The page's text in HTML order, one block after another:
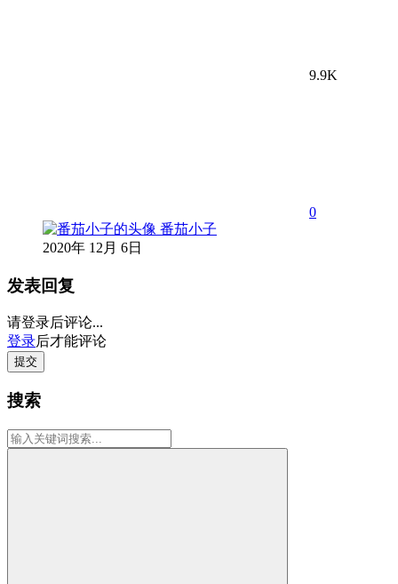
9.9K
0
番茄小子
2020年 12月 6日
发表回复
请登录后评论...
登录后才能评论
提交
搜索